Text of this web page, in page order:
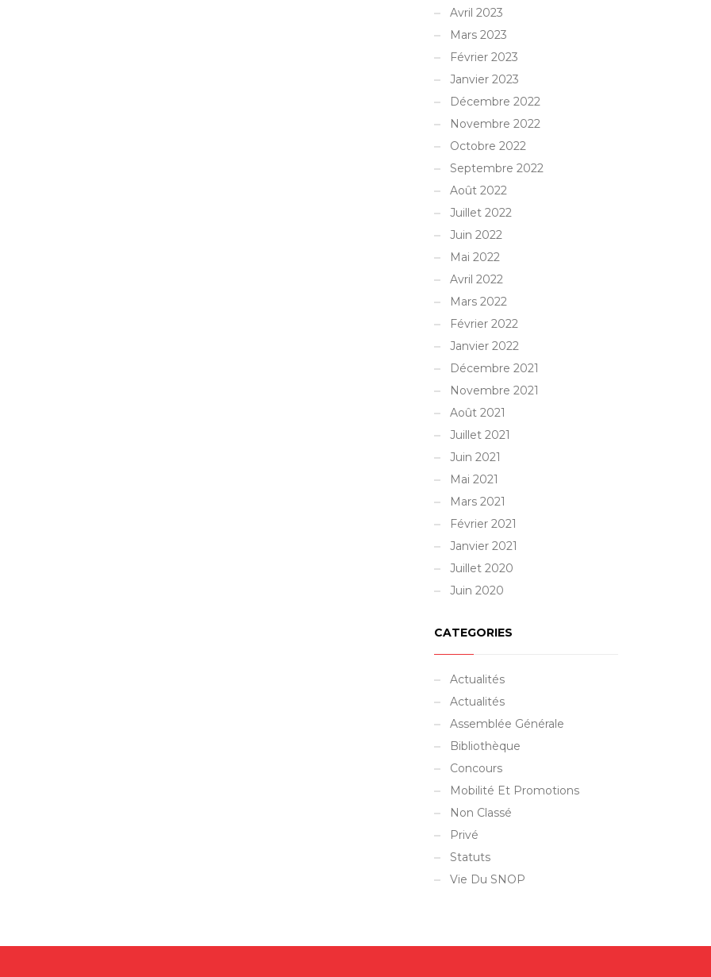
Avril 2023
Mars 2023
Février 2023
Janvier 2023
Décembre 2022
Novembre 2022
Octobre 2022
Septembre 2022
Août 2022
Juillet 2022
Juin 2022
Mai 2022
Avril 2022
Mars 2022
Février 2022
Janvier 2022
Décembre 2021
Novembre 2021
Août 2021
Juillet 2021
Juin 2021
Mai 2021
Mars 2021
Février 2021
Janvier 2021
Juillet 2020
Juin 2020
CATEGORIES
Actualités
Actualités
Assemblée Générale
Bibliothèque
Concours
Mobilité Et Promotions
Non Classé
Privé
Statuts
Vie Du SNOP